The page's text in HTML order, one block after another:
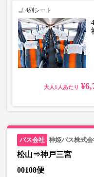
4列シート
大人
神姫バス株式
松山⇒神戸三宮
00108便